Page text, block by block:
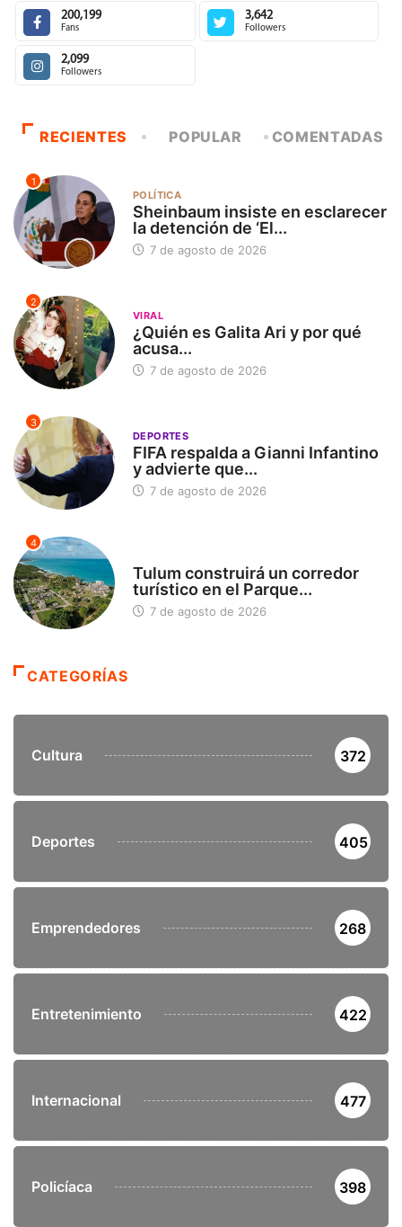
200,199
Fans
3,642
Followers
2,099
Followers
RECIENTES POPULAR COMENTADAS
1
POLÍTICA
Sheinbaum insiste en esclarecer
la detención de ‘El...
7 de agosto de 2026
2
VIRAL
¿Quién es Galita Ari y por qué
acusa...
7 de agosto de 2026
3
DEPORTES
FIFA respalda a Gianni Infantino
y advierte que...
7 de agosto de 2026
4
Tulum construirá un corredor
turístico en el Parque...
7 de agosto de 2026
CATEGORÍAS
Cultura 372
Deportes 405
Emprendedores 268
Entretenimiento 422
Internacional 477
Policíaca 398